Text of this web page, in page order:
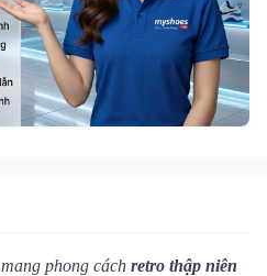
mang phong cách retro thập niên